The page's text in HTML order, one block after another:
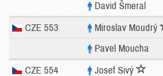
David Šmeral
CZE 553 Miroslav Moudrý
Pavel Moucha
CZE 554 Josef Sivý